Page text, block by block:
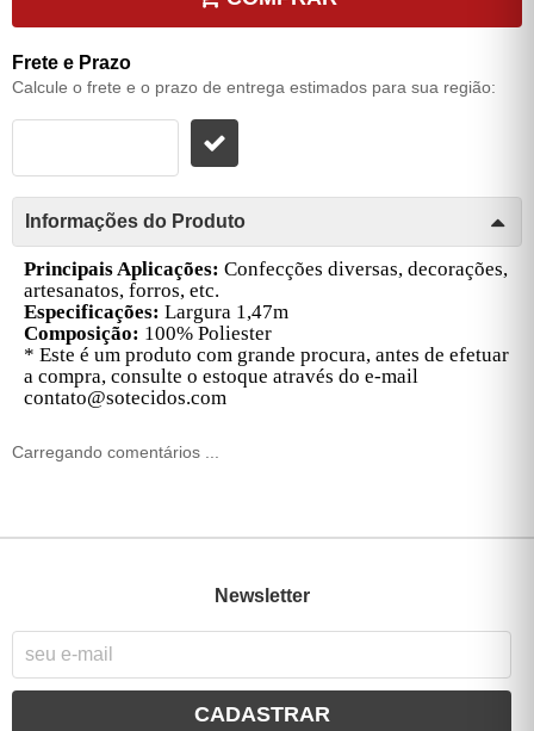
Frete e Prazo
Calcule o frete e o prazo de entrega estimados para sua região:
Informações do Produto
Principais Aplicações: Confecções diversas, decorações,
artesanatos, forros, etc.
Especificações: Largura 1,47m
Composição: 100% Poliester
* Este é um produto com grande procura, antes de efetuar
a compra, consulte o estoque através do e-mail
contato@sotecidos.com
Carregando comentários ...
Newsletter
CADASTRAR